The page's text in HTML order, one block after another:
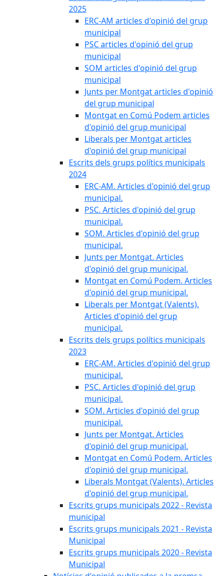
2025
ERC-AM articles d'opinió del grup
municipal
PSC articles d'opinió del grup
municipal
SOM articles d'opinió del grup
municipal
Junts per Montgat articles d'opinió
del grup municipal
Montgat en Comú Podem articles
d'opinió del grup municipal
Liberals per Montgat articles
d'opinió del grup municipal
Escrits dels grups polítics municipals
2024
ERC-AM. Articles d'opinió del grup
municipal.
PSC. Articles d'opinió del grup
municipal.
SOM. Articles d'opinió del grup
municipal.
Junts per Montgat. Articles
d'opinió del grup municipal.
Montgat en Comú Podem. Articles
d'opinió del grup municipal.
Liberals per Montgat (Valents).
Articles d'opinió del grup
municipal.
Escrits dels grups polítics municipals
2023
ERC-AM. Articles d'opinió del grup
municipal.
PSC. Articles d'opinió del grup
municipal.
SOM. Articles d'opinió del grup
municipal.
Junts per Montgat. Articles
d'opinió del grup municipal.
Montgat en Comú Podem. Articles
d'opinió del grup municipal.
Liberals Montgat (Valents). Articles
d'opinió del grup municipal.
Escrits grups municipals 2022 - Revista
municipal
Escrits grups municipals 2021 - Revista
Municipal
Escrits grups municipals 2020 - Revista
Municipal